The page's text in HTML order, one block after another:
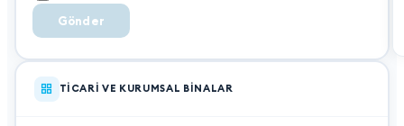
Gönder
TICARI VE KURUMSAL BINALAR